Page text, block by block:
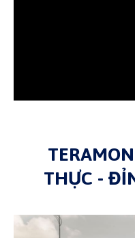
THỰC -